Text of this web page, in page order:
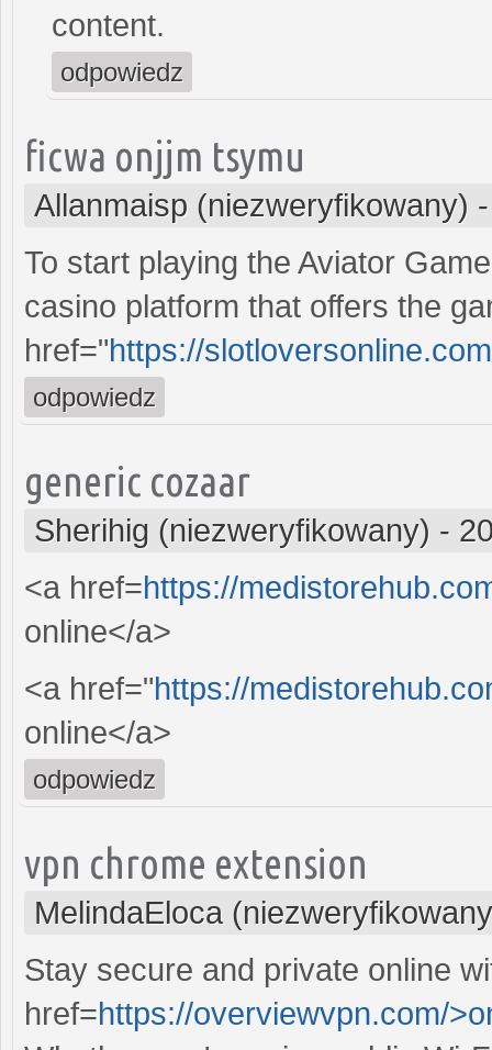
content.
odpowiedz
ficwa onjjm tsymu
Allanmaisp (niezweryfikowany)
To start playing the Aviator
casino platform that offers the
href="https://
odpowiedz
generic cozaar
Sherihig (niezweryfikowany) -
<a href=https://
online</a>
<a href="https://
online</a>
odpowiedz
vpn chrome extension
MelindaEloca
Stay secure and private online
href=https://overviewvpn.com/